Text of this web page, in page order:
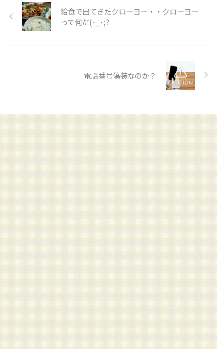
給食で出てきたクローヨー・・クローヨー
って何だ(･_･;?
電話番号偽装なのか？